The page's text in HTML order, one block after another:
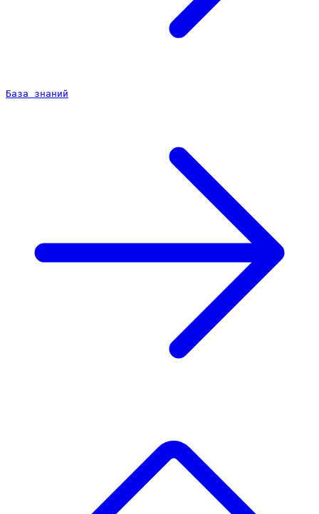
База знаний